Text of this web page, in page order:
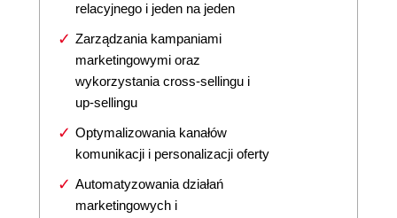
relacyjnego i jeden na jeden
Zarządzania kampaniami
marketingowymi oraz
wykorzystania cross-sellingu i
up-sellingu
Optymalizowania kanałów
komunikacji i personalizacji oferty
Automatyzowania działań
marketingowych i